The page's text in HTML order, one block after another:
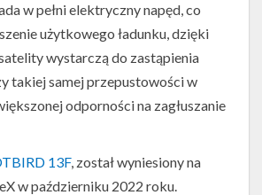
w pełni elektryczny napęd, co
użytkowego ładunku, dzięki
wystarczą do zastąpienia
takiej samej przepustowości w
odporności na zagłuszanie
13F, został wyniesiony na
w październiku 2022 roku.